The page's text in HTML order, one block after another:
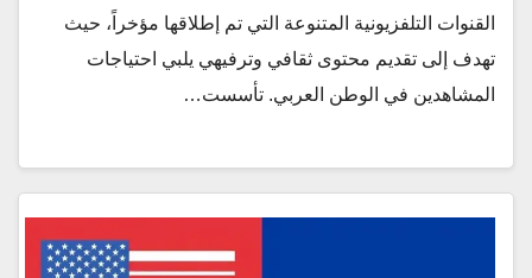
القنوات التلفزيونية المتنوعة التي تم إطلاقها مؤخراً، حيث
تهدف إلى تقديم محتوى ثقافي وترفيهي يلبي احتياجات
المشاهدين في الوطن العربي. تأسست…